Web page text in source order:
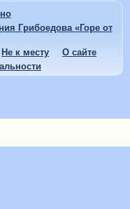
Грибоедова «Горе от
Не к месту
О сайте